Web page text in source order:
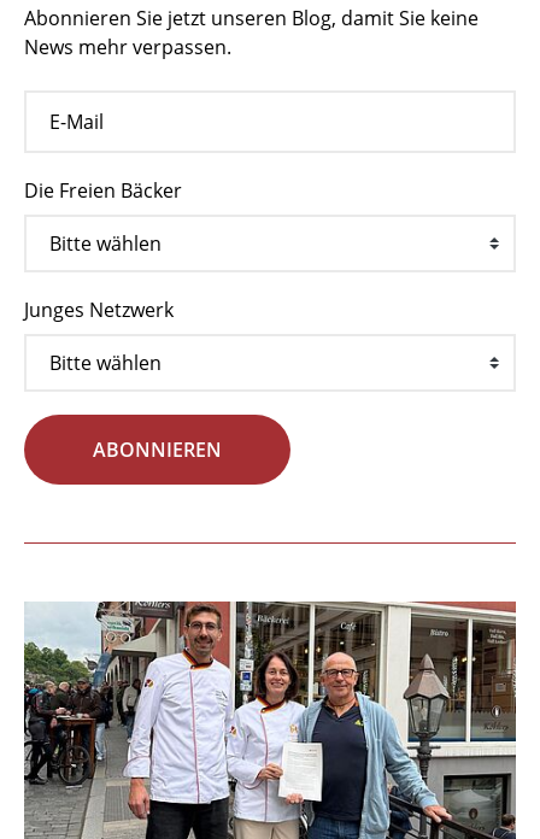
Abonnieren Sie jetzt unseren Blog, damit Sie keine
News mehr verpassen.
Die Freien Bäcker
Junges Netzwerk
ABONNIEREN